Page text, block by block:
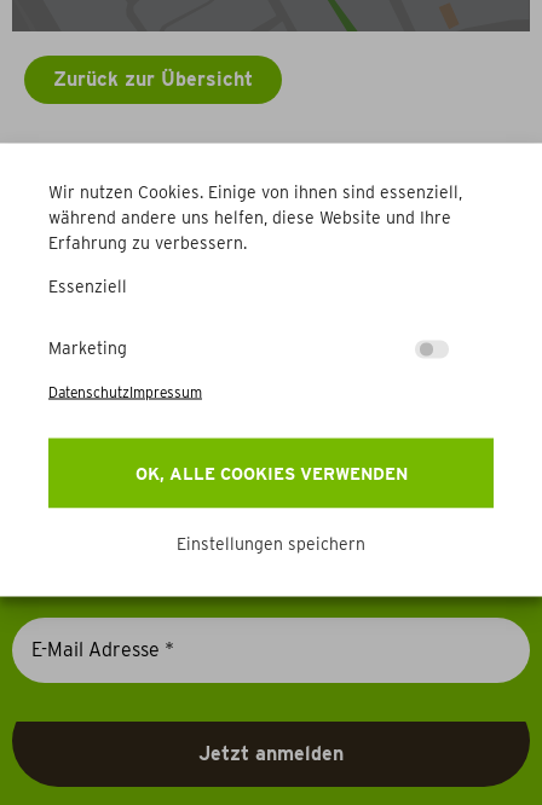
Wir nutzen Cookies. Einige von ihnen sind essenziell,
während andere uns helfen, diese Website und Ihre
Erfahrung zu verbessern.
Essenziell
Marketing
OK, ALLE COOKIES VERWENDEN
Einstellungen speichern
DatenschutzImpressum
Zurück zur Übersicht
Newsletter
Erhalten Sie Aktuelles, Events & mehr direkt in Ihr